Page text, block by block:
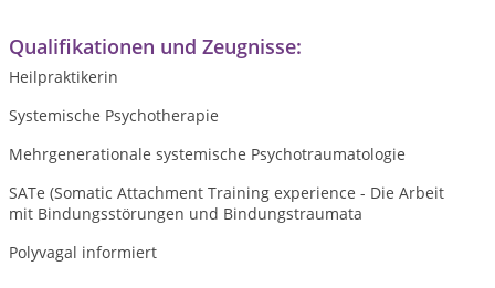
Qualifikationen und Zeugnisse:
Heilpraktikerin
Systemische Psychotherapie
Mehrgenerationale systemische Psychotraumatologie
SATe (Somatic Attachment Training experience - Die Arbeit
mit Bindungsstörungen und Bindungstraumata
Polyvagal informiert